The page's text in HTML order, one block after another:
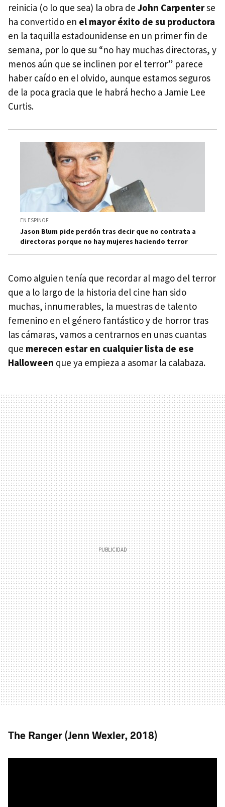
reinicia (o lo que sea) la obra de John Carpenterse
ha convertido en el mayor éxito de su productora
en la taquilla estadounidense en un primer fin de
semana, por lo que su “no hay muchas directoras, y
menos aún que se inclinen por el terror” parece
haber caído en el olvido, aunque estamos seguros
de la poca gracia que le habrá hecho a Jamie Lee
Curtis.
EN ESPINOF
Jason Blum pide perdón tras decir que no contrata a
directoras porque no hay mujeres haciendo terror
Como alguien tenía que recordar al mago del terror
que a lo largo de la historia del cine han sido
muchas, innumerables, la muestras de talento
femenino en el género fantástico y de horror tras
las cámaras, vamos a centrarnos en unas cuantas
que merecen estar en cualquier lista de ese
Halloween que ya empieza a asomar la calabaza.
The Ranger (Jenn Wexler, 2018)